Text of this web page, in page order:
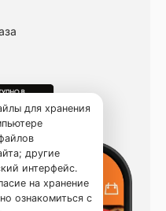
для хранения
другие
интерфейс.
на хранение
ознакомиться с